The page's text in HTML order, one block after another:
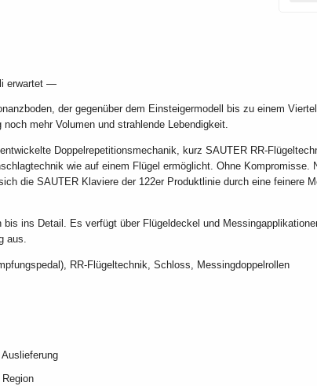
erwartet —
der gegenüber dem Einsteigermodell bis zu einem
mehr Volumen und strahlende Lebendigkeit.
Doppelrepetitionsmechanik, kurz SAUTER RR-
wie auf einem Flügel ermöglicht. Ohne Kompromisse.
die SAUTER Klaviere der 122er Produktlinie durch eine feinere
ins Detail. Es verfügt über Flügeldeckel und
aus.
RR-Flügeltechnik, Schloss, Messingdoppelrollen